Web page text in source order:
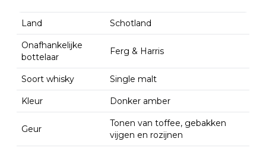
Land Schotland
Onafhankelijke
bottelaar
Ferg & Harris
Soort whisky Single malt
Kleur Donker amber
Geur
Tonen van toffee, gebakken
vijgen en rozijnen